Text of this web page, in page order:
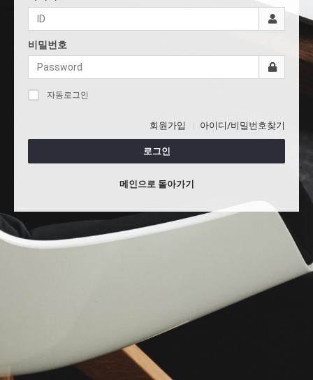
비밀번호
자동로그인
회원가입 아이디/비밀번호찾기
로그인
메인으로 돌아가기